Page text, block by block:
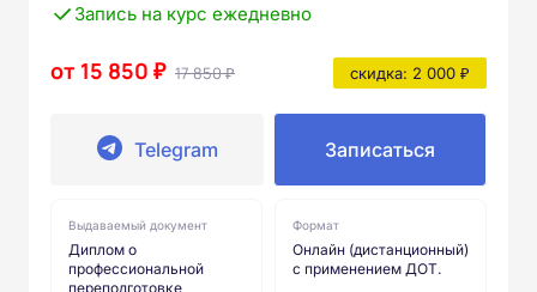
Запись на курс ежедневно
от 15 850 ₽ 17 850 ₽ скидка: 2 000 ₽
Telegram Записаться
Выдаваемый документ
Диплом о
профессиональной
переподготовке
Формат
Онлайн (дистанционный)
с применением ДОТ.